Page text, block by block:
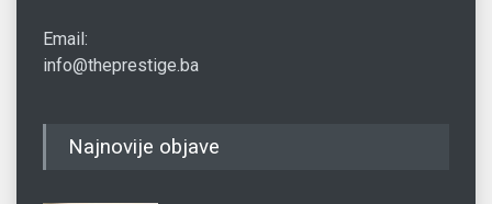
Email:
info@theprestige.ba
Najnovije objave